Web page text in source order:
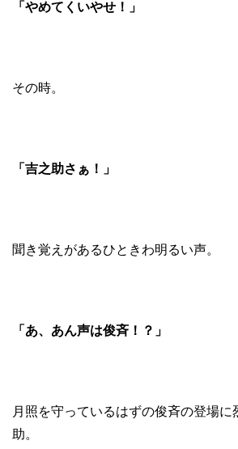
「やめてくいやせ！」
その時。
「吉之助さぁ！」
聞き覚えがあるひときわ明るい声。
「あ、あん声は俊斉！？」
月照を守っているはずの俊斉の登場に
助。